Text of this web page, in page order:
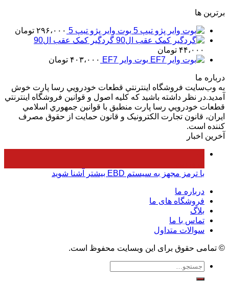
برترین ها
بوت وایر پژو تیپ 5 ۲۹۶،۰۰۰ تومان
گردگیر کمک عقب ال90
۴۴،۰۰۰ تومان
بوت وایر EF7
۴۰۳،۰۰۰ تومان
درباره ما
به وب‌سايت فروشگاه اينترنتي قطعات خودرويي رسا پارت خوش
آمديد.در نظر داشته باشيد که کليه اصول و قوانين فروشگاه اينترنتي
قطعات خودرويي رسا پارت منطبق با قوانين جمهوري اسلامي
ايران، قانون تجارت الکترونيک و قانون حمايت از حقوق مصرف
کننده است.
آخرین اخبار
با ترمز مجهز به سیستم EBD بیشتر آشنا شوید
درباره ما
فروشگاه های ما
بلاگ
تماس با ما
سوالات متداول
© تمامی حقوق برای این وبسایت محفوظ است.
جستجو